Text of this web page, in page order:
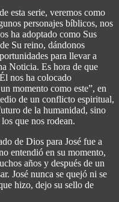
esta serie, veremos como
personajes bíblicos, nos
ha adoptado como Sus
Su reino, dándonos
para llevar a
Noticia. Es hora de que
nos ha colocado
momento como este”, en
de un conflicto espiritual,
de la humanidad, sino
que nos rodean.
de Dios para José fue a
entendió en su momento,
años y después de un
José nunca se quejó ni se
hizo, dejo su sello de